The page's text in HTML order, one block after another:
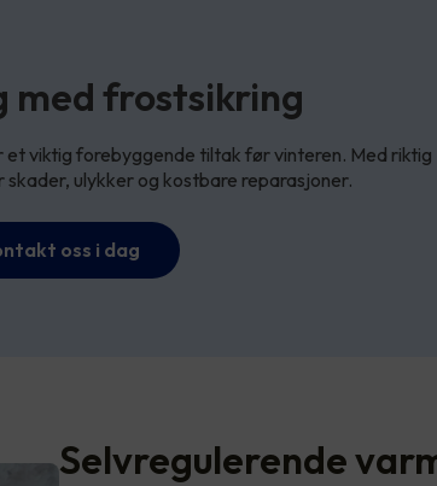
med frostsikring
et viktig forebyggende tiltak før vinteren. Med riktig
skader, ulykker og kostbare reparasjoner.
oss i dag
Selvregulerende